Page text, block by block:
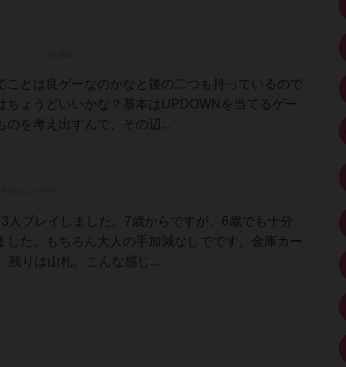
とは良ゲーなのかなと後の二つも持っているので
ょうどいいかな？基本はUPDOWNを当てるゲー
のを考え出すんで、その辺...
プレイしました。7歳からですが、6歳でも十分
た。もちろん大人の手加減なしでです。金庫カー
残りは山札。こんな感じ...